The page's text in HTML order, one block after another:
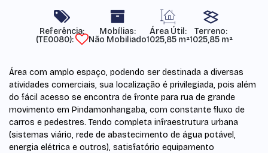
Referência:
(TE0080)
Mobílias:
Não Mobiliado
Área Útil:
1025,85 m²
Terreno:
1025,85 m²
Área com amplo espaço, podendo ser destinada a diversas
atividades comerciais, sua localização é privilegiada, pois além
do fácil acesso se encontra de fronte para rua de grande
movimento em Pindamonhangaba, com constante fluxo de
carros e pedestres. Tendo completa infraestrutura urbana
(sistemas viário, rede de abastecimento de água potável,
energia elétrica e outros), satisfatório equipamento